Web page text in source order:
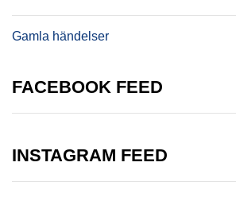
Gamla händelser
FACEBOOK FEED
INSTAGRAM FEED